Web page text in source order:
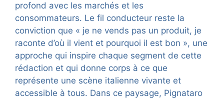
profond avec les marchés et les
consommateurs. Le fil conducteur reste la
conviction que « je ne vends pas un produit, je
raconte d’où il vient et pourquoi il est bon », une
approche qui inspire chaque segment de cette
rédaction et qui donne corps à ce que
représente une scène italienne vivante et
accessible à tous. Dans ce paysage, Pignataro